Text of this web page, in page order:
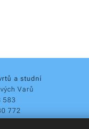
a studní
Varů
583
772